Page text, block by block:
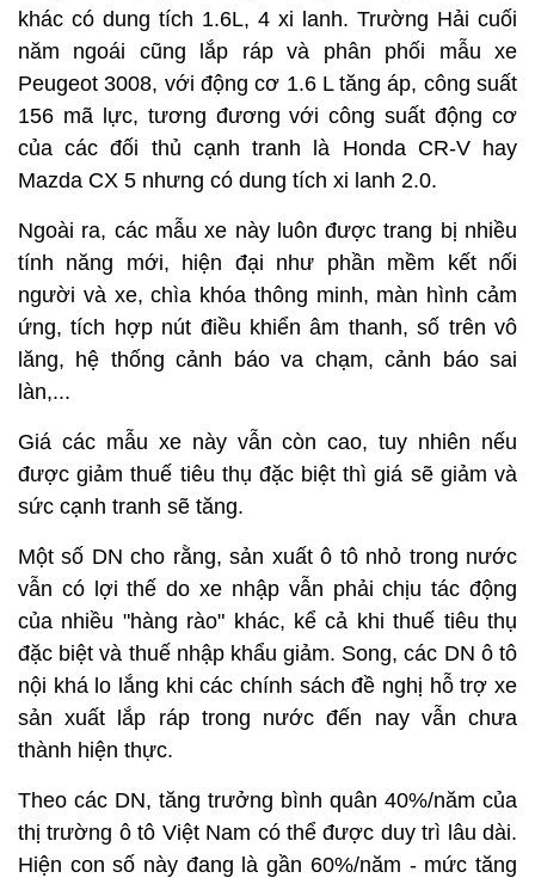
khác có dung tích 1.6L, 4 xi lanh. Trường Hải cuối
năm ngoái cũng lắp ráp và phân phối mẫu xe
Peugeot 3008, với động cơ 1.6 L tăng áp, công suất
156 mã lực, tương đương với công suất động cơ
của các đối thủ cạnh tranh là Honda CR-V hay
Mazda CX 5 nhưng có dung tích xi lanh 2.0.
Ngoài ra, các mẫu xe này luôn được trang bị nhiều
tính năng mới, hiện đại như phần mềm kết nối
người và xe, chìa khóa thông minh, màn hình cảm
ứng, tích hợp nút điều khiển âm thanh, số trên vô
lăng, hệ thống cảnh báo va chạm, cảnh báo sai
làn,...
Giá các mẫu xe này vẫn còn cao, tuy nhiên nếu
được giảm thuế tiêu thụ đặc biệt thì giá sẽ giảm và
sức cạnh tranh sẽ tăng.
Một số DN cho rằng, sản xuất ô tô nhỏ trong nước
vẫn có lợi thế do xe nhập vẫn phải chịu tác động
của nhiều "hàng rào" khác, kể cả khi thuế tiêu thụ
đặc biệt và thuế nhập khẩu giảm. Song, các DN ô tô
nội khá lo lắng khi các chính sách đề nghị hỗ trợ xe
sản xuất lắp ráp trong nước đến nay vẫn chưa
thành hiện thực.
Theo các DN, tăng trưởng bình quân 40%/năm của
thị trường ô tô Việt Nam có thể được duy trì lâu dài.
Hiện con số này đang là gần 60%/năm - mức tăng